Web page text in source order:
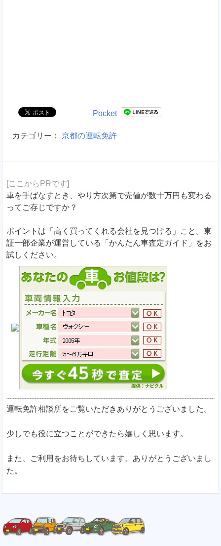
Pocket
カテゴリー： 京都の運転免許
[ここからPRです]
車を手ばなすとき、やり方次第で売値が数十万円も変わる
ってご存じですか？
ポイントは「高く買ってくれる会社を見つける」こと。東
証一部企業が運営している「かんたん車査定ガイド」をお
試しください。
運転免許相談所をご覧いただきありがとうございました。
少しでも役に立つことができたら嬉しく思います。
また、ご利用をお待ちしています。ありがとうございまし
た。